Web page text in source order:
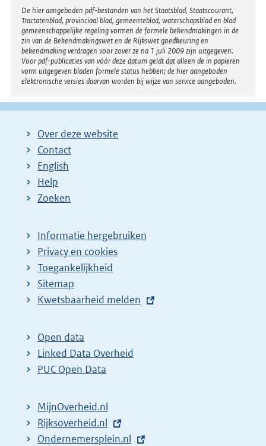
Disclaimer
De hier aangeboden pdf-bestanden van het Staatsblad, Staatscourant,
Tractatenblad, provinciaal blad, gemeenteblad, waterschapsblad en blad
gemeenschappelijke regeling vormen de formele bekendmakingen in de
zin van de Bekendmakingswet en de Rijkswet goedkeuring en
bekendmaking verdragen voor zover ze na 1 juli 2009 zijn uitgegeven.
Voor pdf-publicaties van vóór deze datum geldt dat alleen de in papieren
vorm uitgegeven bladen formele status hebben; de hier aangeboden
elektronische versies daarvan worden bij wijze van service aangeboden.
Over deze website
Contact
English
Help
Zoeken
Informatie hergebruiken
Privacy en cookies
Toegankelijkheid
Sitemap
E
t
e
r
l
i
Kwetsbaarheid melden
Open data
Linked Data Overheid
PUC Open Data
MijnOverheid.nl
E
x
Rijksoverheid.nl
E
Ondernemersplein.nl